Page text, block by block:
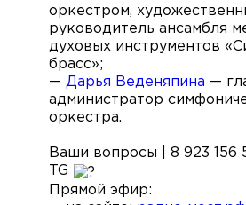
оркестром,
руководитель ансамбля
духовых инструментов
брасс»;
— Дарья Веденяпина —
администратор
оркестра.
Ваши вопросы | 8 923 156
TG
Прямой эфир: